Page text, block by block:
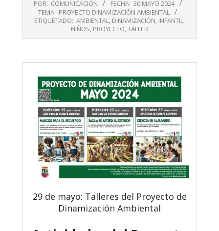
POR: COMUNICACIÓN FECHA: 30 MAYO 2024
TEMA: PROYECTO DINAMIZACIÓN AMBIENTAL
ETIQUETADO: AMBIENTAL, DINAMIZACIÓN, INFANTIL,
NIÑOS, PROYECTO,TALLER
29 de mayo: Talleres del Proyecto de
Dinamización Ambiental